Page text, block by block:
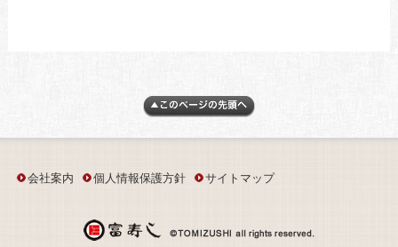
会社案内 個人情報保護方針 サイトマップ